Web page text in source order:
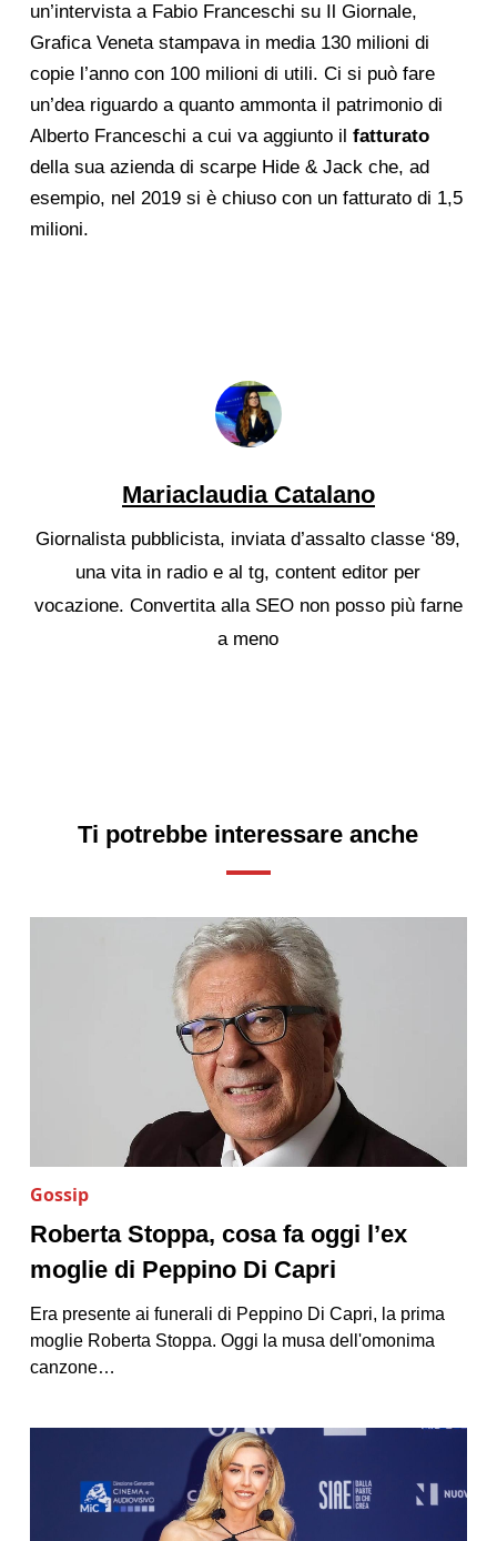
un’intervista a Fabio Franceschi su Il Giornale,
Grafica Veneta stampava in media 130 milioni di
copie l’anno con 100 milioni di utili. Ci si può fare
un’dea riguardo a quanto ammonta il patrimonio di
Alberto Franceschi a cui va aggiunto il fatturato
della sua azienda di scarpe Hide & Jack che, ad
esempio, nel 2019 si è chiuso con un fatturato di 1,5
milioni.
Mariaclaudia Catalano
Giornalista pubblicista, inviata d’assalto classe ‘89,
una vita in radio e al tg, content editor per
vocazione. Convertita alla SEO non posso più farne
a meno
Ti potrebbe interessare anche
Gossip
Roberta Stoppa, cosa fa oggi l’ex
moglie di Peppino Di Capri
Era presente ai funerali di Peppino Di Capri, la prima
moglie Roberta Stoppa. Oggi la musa dell'omonima
canzone…